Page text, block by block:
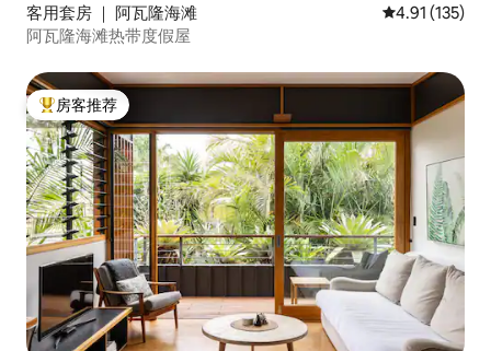
客用套房 ｜ 阿瓦隆海滩 平均评分 4.91
4.91 (135)
阿瓦隆海滩热带度假屋
热门「房客推荐」
房客推荐